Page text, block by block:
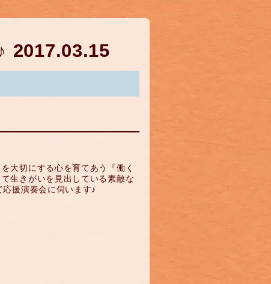
2017.03.15
大切にする心を育てあう『働く
生きがいを見出している素敵な
援演奏会に伺います♪